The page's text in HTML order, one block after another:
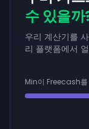
수 있을까
우리 계산기를
리 플랫폼에서
Min이 Freecash를